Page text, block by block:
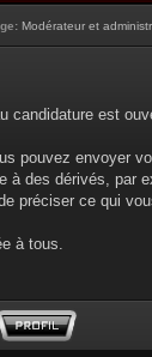
Modérateur et
candidature est
pouvez envoyer
à des dérivés, par
préciser ce qui
à tous.